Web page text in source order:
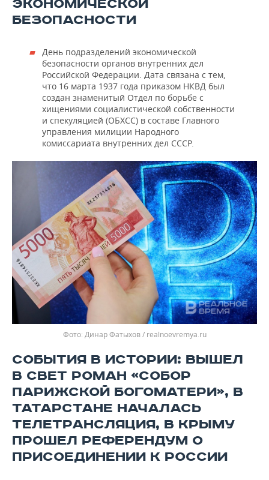
ЭКОНОМИЧЕСКОЙ
БЕЗОПАСНОСТИ
День подразделений экономической
безопасности органов внутренних дел
Российской Федерации. Дата связана с тем,
что 16 марта 1937 года приказом НКВД был
создан знаменитый Отдел по борьбе с
хищениями социалистической собственности
и спекуляцией (ОБХСС) в составе Главного
управления милиции Народного
комиссариата внутренних дел СССР.
Динар Фатыхов / realnoevremya.ru
СОБЫТИЯ В ИСТОРИИ: ВЫШЕЛ
В СВЕТ РОМАН «СОБОР
ПАРИЖСКОЙ БОГОМАТЕРИ», В
ТАТАРСТАНЕ НАЧАЛАСЬ
ТЕЛЕТРАНСЛЯЦИЯ, В КРЫМУ
ПРОШЕЛ РЕФЕРЕНДУМ О
ПРИСОЕДИНЕНИИ К РОССИИ